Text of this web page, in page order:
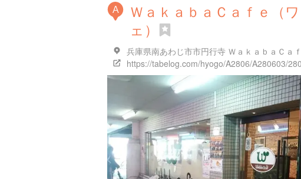
A
ＷａｋａｂａＣａｆｅ（
ェ）
兵庫県南あわじ市市円行寺 ＷａｋａｂａＣａ
https://tabelog.com/hyogo/A2806/A280603/